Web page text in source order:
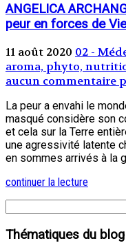
ANGELICA
peur en forces de Vie
11 août 2020 02 -
aroma, phyto,
aucun commentaire
La peur a envahi le
masqué considère son
et cela sur la Terre
une agressivité latente
en sommes arrivés à la
continuer la lecture
Thématiques du blog